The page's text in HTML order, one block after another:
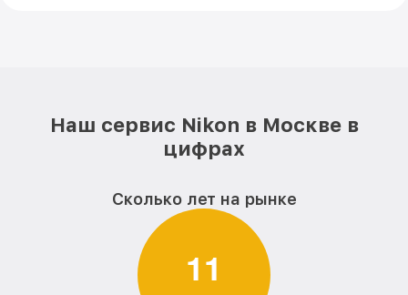
Наш сервис Nikon в Москве в
цифрах
Сколько лет на рынке
11